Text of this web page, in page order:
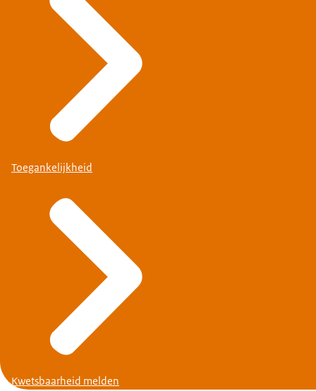
Toegankelijkheid
Kwetsbaarheid melden